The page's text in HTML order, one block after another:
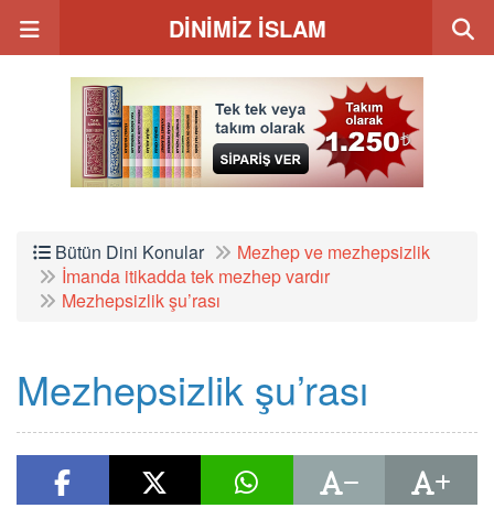
DİNİMİZ İSLAM
Bütün Dini Konular
Mezhep ve mezhepsizlik
İmanda itikadda tek mezhep vardır
Mezhepsizlik şu’rası
Mezhepsizlik şu’rası